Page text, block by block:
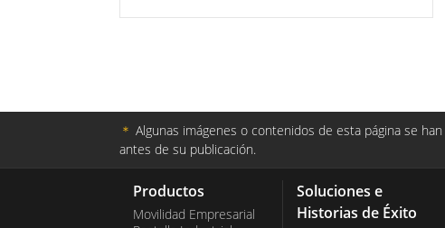
La tableta robusta Android serie S101 de
diversos entornos industriales.
＊ Algunas imágenes o contenidos de esta página se
antes de su publicación.
Productos
Movilidad Empresarial
Soluciones e
Historias de Éxito